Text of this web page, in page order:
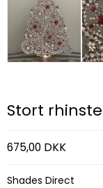
Stort
675,00 DKK
Shades Direct